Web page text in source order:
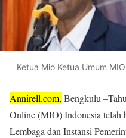
Ketua Mio Ketua Umum
Annirell.com, Bengkulu
Online (MIO) Indonesia telah
Lembaga dan Instansi